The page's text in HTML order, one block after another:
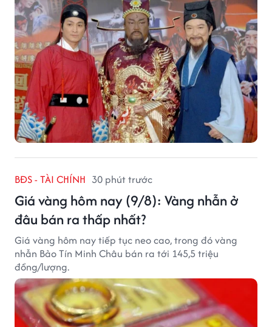
BĐS - TÀI CHÍNH 30 phút trước
Giá vàng hôm nay (9/8): Vàng nhẫn ở
đâu bán ra thấp nhất?
Giá vàng hôm nay tiếp tục neo cao, trong đó vàng
nhẫn Bảo Tín Minh Châu bán ra tới 145,5 triệu
đồng/lượng.